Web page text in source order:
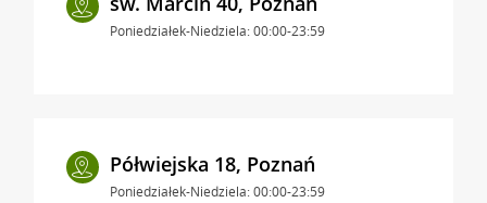
Poniedziałek-Niedziela: 00:00-23:59
Półwiejska 18, Poznań
Poniedziałek-Niedziela: 00:00-23:59